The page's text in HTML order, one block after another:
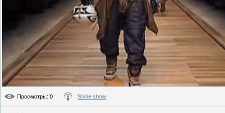
Просмотры: 0 Shine show